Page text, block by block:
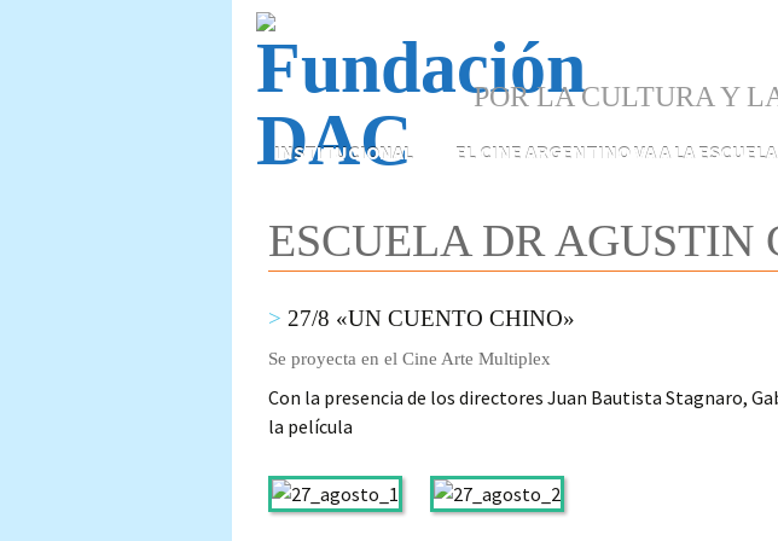
POR LA CULTURA Y
INSTITUCIONAL EL CINE ARGENTINO VA A LA ESCUELA
ESCUELA DR AGUSTIN
27/8 «UN CUENTO CHINO»
Se proyecta en el Cine Arte Multiplex
Con la presencia de los directores Juan Bautista Stagnaro,
la película